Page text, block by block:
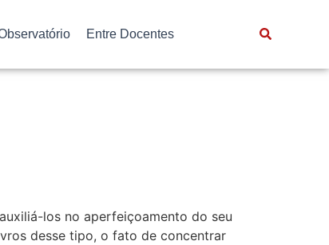
Entre Docentes
los no aperfeiçoamento do seu
desse tipo, o fato de concentrar